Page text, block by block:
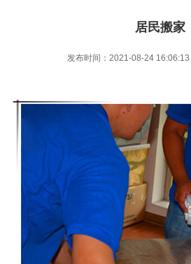
居民搬家
发布时间：2021-08-24 16:06:13